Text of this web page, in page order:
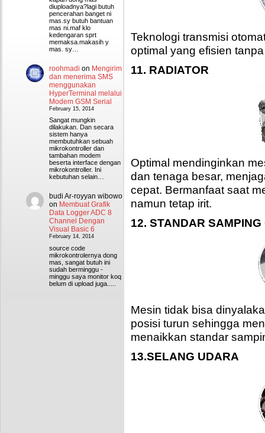
diuploadnya?lagi butuh
pencerahan banget ni
mas.sy butuh bantuan
mas ni.maf klo
kedengaran sprt
memaksa.makasih y
mas. sy…
roohmadi on Mengirim
dan menerima SMS
menggunakan
HyperTerminal melalui
Modem GSM Serial
February 15, 2014
Sangat mungkin
dilakukan. Dan secara
sistem hanya
membutuhkan sebuah
mikrokontroller dan
tambahan modem
beserta interface dengan
mikrokontroller. Ini
kebutuhan selain…
budi Ar-royyan wibowo
on Membuat Grafik
Data Logger ADC 8
Channel Dengan
Visual Basic 6
February 14, 2014
source code
mikrokontrolernya dong
mas, sangat butuh ini
sudah berminggu -
minggu saya monitor koq
belum di upload juga.....
Teknologi transmisi
optimal yang efisien
11. RADIATOR
Optimal mendinginkan
dan tenaga besar,
cepat. Bermanfaat saat
namun tetap irit.
12. STANDAR
Mesin tidak bisa
posisi turun sehingga
menaikkan standar
13.SELANG UDARA